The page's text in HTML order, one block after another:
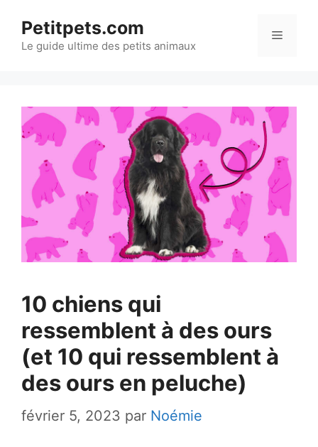
contenu
Petitpets.com
Le guide ultime des petits animaux
Menu
10 chiens qui
ressemblent à des ours
(et 10 qui ressemblent à
des ours en peluche)
février 5, 2023 par Noémie